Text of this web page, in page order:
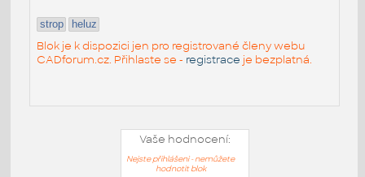
strop heluz
Blok je k dispozici jen pro registrované členy webu
CADforum.cz. Přihlaste se - registrace je bezplatná.
Vaše hodnocení:
Nejste přihlášeni - nemůžete
hodnotit blok